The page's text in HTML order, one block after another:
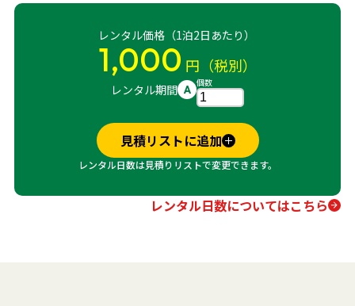
レンタル価格（1泊2日あたり）
1,000 円（税別）
レンタル期間 A 個数
見積リストに追加
レンタル日数は見積りリストで変更できます。
レンタル日数についてはこちら